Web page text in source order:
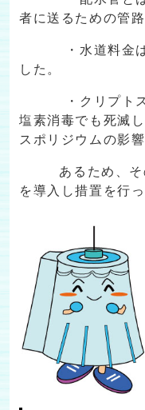
者に送るための管路
・水道料金は、
した。
・クリプトスポ
塩素消毒でも死滅
スポリジウムの影
あるため、その
を導入し措置を行